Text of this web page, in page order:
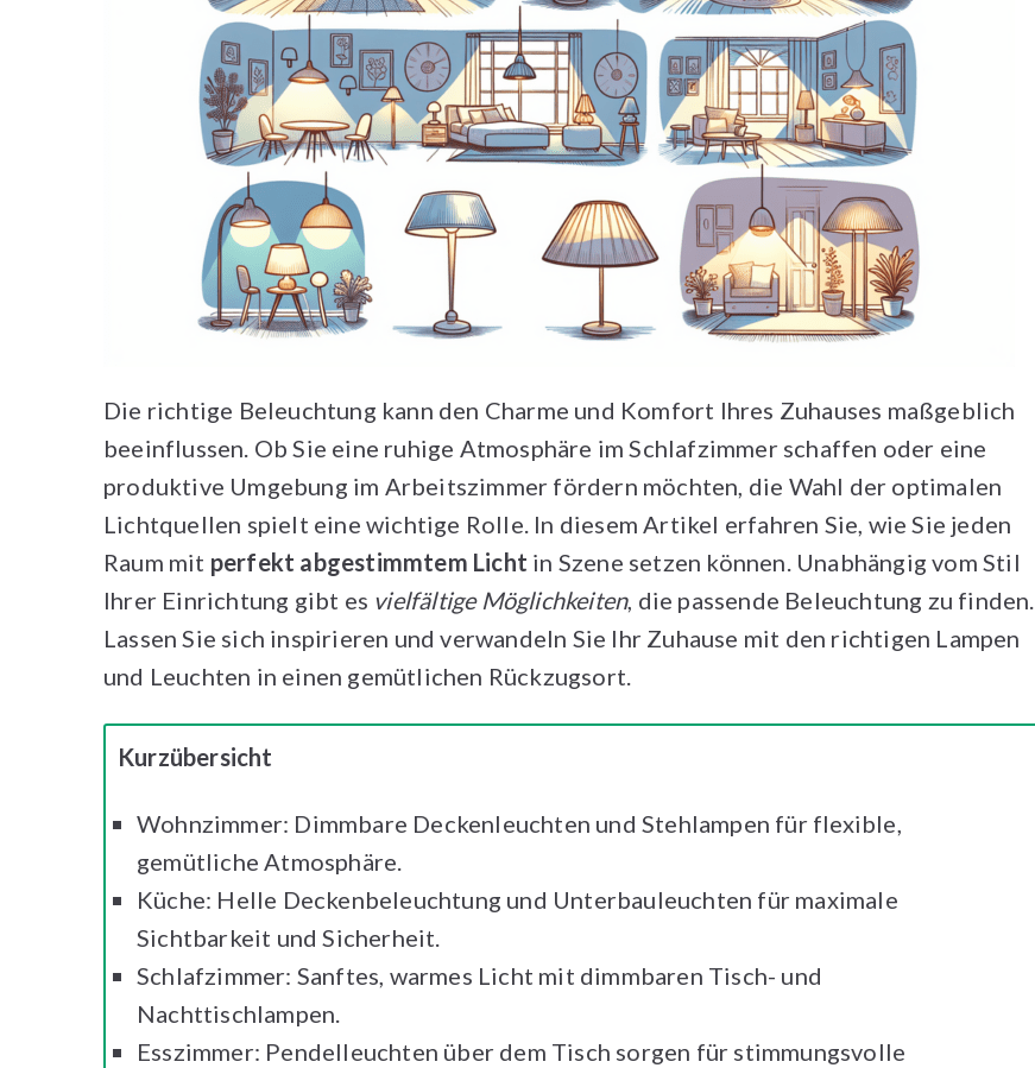
Die richtige Beleuchtung kann den Charme und Komfort Ihres Zuhauses maßgeblich
beeinflussen. Ob Sie eine ruhige Atmosphäre im Schlafzimmer schaffen oder eine
produktive Umgebung im Arbeitszimmer fördern möchten, die Wahl der optimalen
Lichtquellen spielt eine wichtige Rolle. In diesem Artikel erfahren Sie, wie Sie jeden
Raum mit perfekt abgestimmtem Licht in Szene setzen können. Unabhängig vom Stil
Ihrer Einrichtung gibt es vielfältige Möglichkeiten, die passende Beleuchtung zu finden.
Lassen Sie sich inspirieren und verwandeln Sie Ihr Zuhause mit den richtigen Lampen
und Leuchten in einen gemütlichen Rückzugsort.
Kurzübersicht
Wohnzimmer: Dimmbare Deckenleuchten und Stehlampen für flexible,
gemütliche Atmosphäre.
Küche: Helle Deckenbeleuchtung und Unterbauleuchten für maximale
Sichtbarkeit und Sicherheit.
Schlafzimmer: Sanftes, warmes Licht mit dimmbaren Tisch- und
Nachttischlampen.
Esszimmer: Pendelleuchten über dem Tisch sorgen für stimmungsvolle